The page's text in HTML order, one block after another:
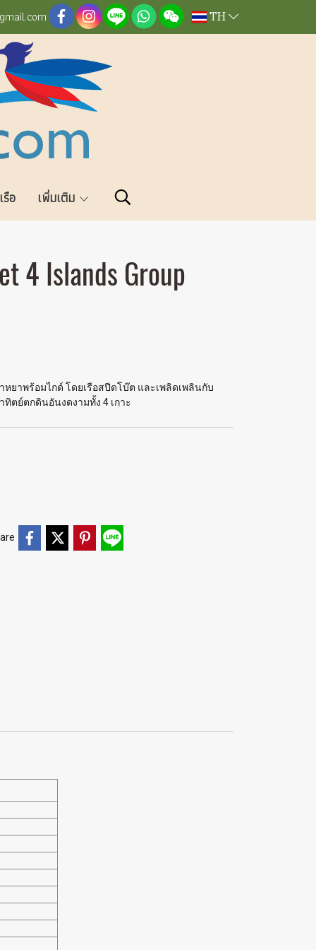
TH
อ
เพิ่มเติม
4 Islands Group
ยาพร้อมไกด์ โดยเรือสปีดโบ๊ต และเพลิดเพลินกับ
ตย์ตกดินอันงดงามทั้ง 4 เกาะ